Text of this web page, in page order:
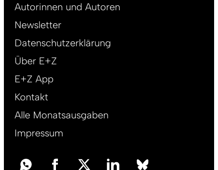
Footer
DE
Autorinnen und Autoren
Newsletter
Datenschutzerklärung
Über E+Z
E+Z App
Kontakt
Alle Monatsausgaben
Impressum